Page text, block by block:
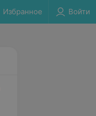
Избранное Войти